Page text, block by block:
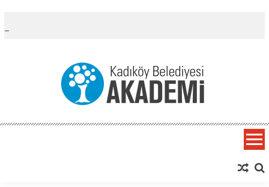
content
Kadıköy Belediyesi Akademi